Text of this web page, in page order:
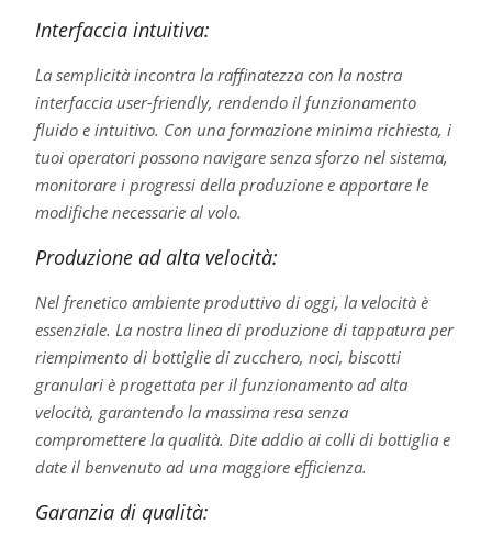
Interfaccia intuitiva:
La semplicità incontra la raffinatezza con la nostra
interfaccia user-friendly, rendendo il funzionamento
fluido e intuitivo. Con una formazione minima richiesta, i
tuoi operatori possono navigare senza sforzo nel sistema,
monitorare i progressi della produzione e apportare le
modifiche necessarie al volo.
Produzione ad alta velocità:
Nel frenetico ambiente produttivo di oggi, la velocità è
essenziale. La nostra linea di produzione di tappatura per
riempimento di bottiglie di zucchero, noci, biscotti
granulari è progettata per il funzionamento ad alta
velocità, garantendo la massima resa senza
compromettere la qualità. Dite addio ai colli di bottiglia e
date il benvenuto ad una maggiore efficienza.
Garanzia di qualità: